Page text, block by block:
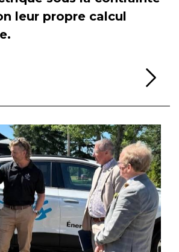
leur propre calcul